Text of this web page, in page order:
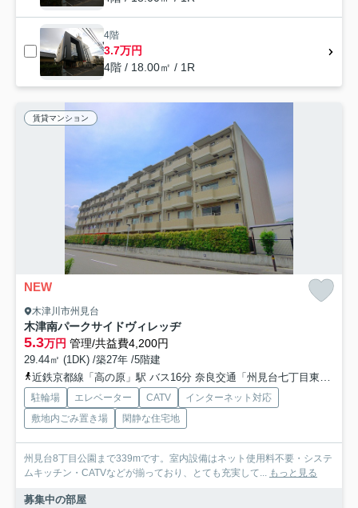
4階
3.7万円
4階 / 18.00㎡ / 1R
賃貸マンション
NEW
木津川市州見台
木津南パークサイドヴィレッヂ
5.3万円 管理/共益費4,200円
29.44㎡ (1DK) /築27年 /5階建
近鉄京都線「高の原」駅 バス16分 奈良交通「州見台七丁目東」 停歩5分
駐輪場 エレベーター CATV
インターネット対応
敷地内ごみ置き場
閑静な住宅地
州見台8丁目公園まで339mです。室内設備はネット使用料不要・システ
ムキッチン・CATVなどが揃っており、とても充実して...
もっと見る
募集中の部屋